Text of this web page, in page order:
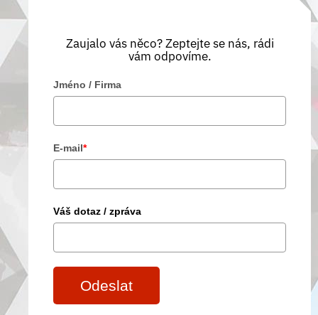
Zaujalo vás něco? Zeptejte se nás, rádi
vám odpovíme.
Jméno / Firma
E-mail*
Váš dotaz / zpráva
Odeslat